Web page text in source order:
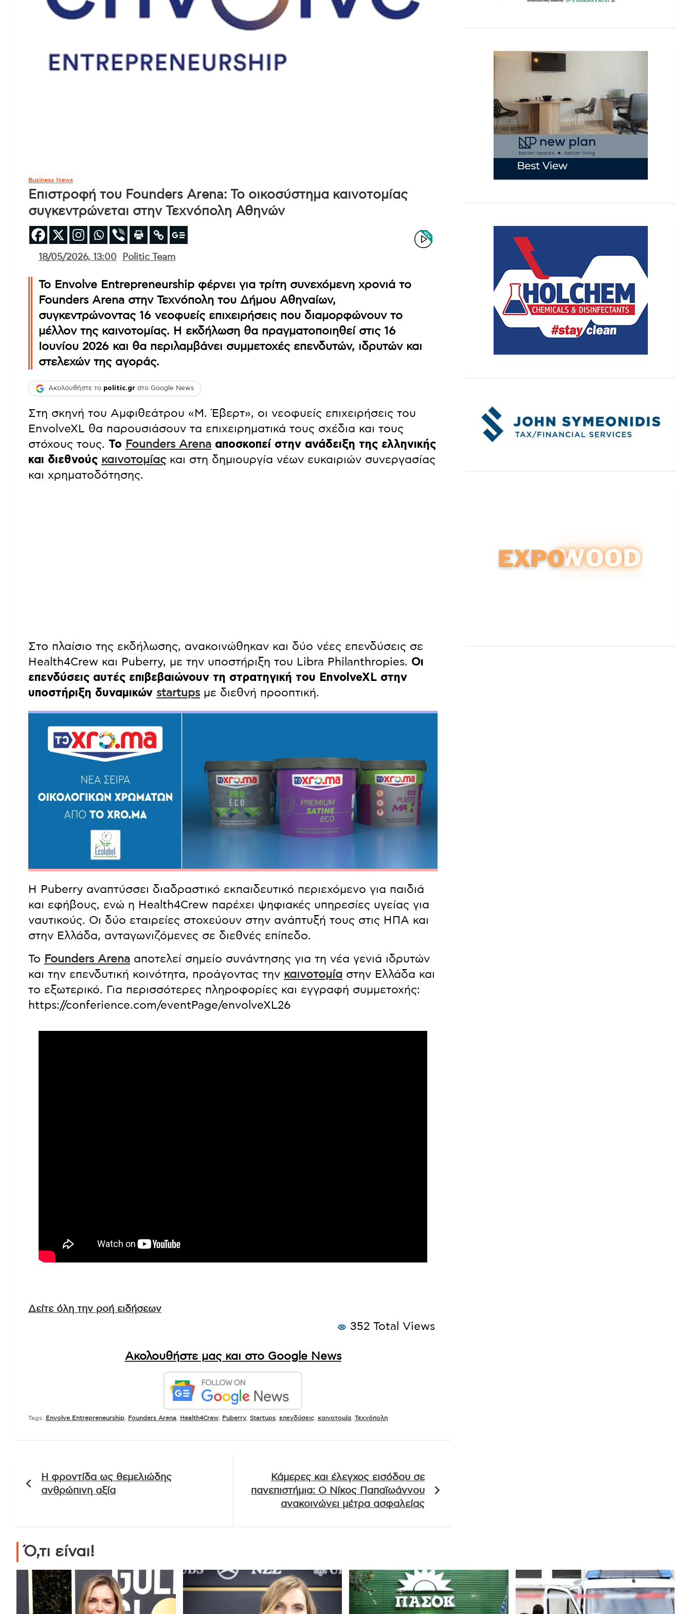
Business News
Επιστροφή του Founders Arena: Το οικοσύστημα καινοτομίας
συγκεντρώνεται στην Τεχνόπολη Αθηνών
18/05/2026, 13:00 Politic Team
Το Envolve Entrepreneurship φέρνει για τρίτη συνεχόμενη χρονιά το
Founders Arena στην Τεχνόπολη του Δήμου Αθηναίων,
συγκεντρώνοντας 16 νεοφυείς επιχειρήσεις που διαμορφώνουν το
μέλλον της καινοτομίας. Η εκδήλωση θα πραγματοποιηθεί στις 16
Ιουνίου 2026 και θα περιλαμβάνει συμμετοχές επενδυτών, ιδρυτών και
στελεχών της αγοράς.
Ακολουθήστε το politic.gr στο Google News
Στη σκηνή του Αμφιθεάτρου «Μ. Έβερτ», οι νεοφυείς επιχειρήσεις του
EnvolveXL θα παρουσιάσουν τα επιχειρηματικά τους σχέδια και τους
στόχους τους. Το Founders Arena αποσκοπεί στην ανάδειξη της ελληνικής
και διεθνούς καινοτομίαςκαι στη δημιουργία νέων ευκαιριών συνεργασίας
και χρηματοδότησης.
Στο πλαίσιο της εκδήλωσης, ανακοινώθηκαν και δύο νέες επενδύσεις σε
Health4Crew και Puberry, με την υποστήριξη του Libra Philanthropies. Οι
επενδύσεις αυτές επιβεβαιώνουν τη στρατηγική του EnvolveXL στην
υποστήριξη δυναμικών startups με διεθνή προοπτική.
Η Puberry αναπτύσσει διαδραστικό εκπαιδευτικό περιεχόμενο για παιδιά
και εφήβους, ενώ η Health4Crew παρέχει ψηφιακές υπηρεσίες υγείας για
ναυτικούς. Οι δύο εταιρείες στοχεύουν στην ανάπτυξή τους στις ΗΠΑ και
στην Ελλάδα, ανταγωνιζόμενες σε διεθνές επίπεδο.
Το Founders Arena αποτελεί σημείο συνάντησης για τη νέα γενιά ιδρυτών
και την επενδυτική κοινότητα, προάγοντας την καινοτομία στην Ελλάδα και
το εξωτερικό. Για περισσότερες πληροφορίες και εγγραφή συμμετοχής:
https://conferience.com/eventPage/envolveXL26
Δείτε όλη την ροή ειδήσεων
352 Total Views
Ακολουθήστε μας και στο Google News
Tags: Envolve Entrepreneurship Founders Arena Health4Crew Puberry Startups επενδύσεις καινοτομία Τεχνόπολη
άρθρων
Η φροντίδα ως θεμελιώδης
ανθρώπινη αξία
Κάμερες και έλεγχος εισόδου σε
πανεπιστήμια: Ο Νίκος Παπαϊωάννου
ανακοινώνει μέτρα ασφαλείας
Ό,τι είναι!